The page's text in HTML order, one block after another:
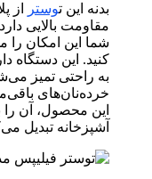
بدنه این توستر
از
مقاومت بالایی
شما این امکان را
کنید. این دستگاه
به راحتی تمیز
خرده‌نان‌های
این محصول، آن را
آشپزخانه تبدیل